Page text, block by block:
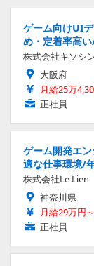
ゲーム向けUI
め・定着率高
株式会社キソシ
大阪府
月給25万
正社員
ゲーム開発エ
適な仕事環境/
株式会社Le Lien
神奈川県
月給29万円
正社員